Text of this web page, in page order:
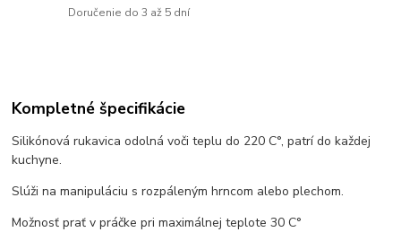
Doručenie do 3 až 5 dní
Kompletné špecifikácie
Silikónová rukavica odolná voči teplu do 220 C°, patrí do každej
kuchyne.
Slúži na manipuláciu s rozpáleným hrncom alebo plechom.
Možnosť prať v práčke pri maximálnej teplote 30 C°